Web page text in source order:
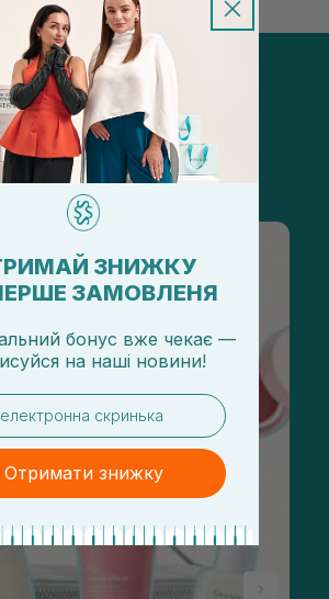
в Instagram
ЗНИЖКУ
ЗАМОВЛЕНЯ
бонус вже чекає —
на наші новини!
Отримати знижку